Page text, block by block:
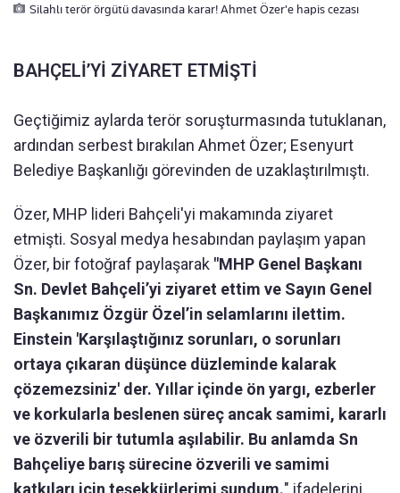
Silahlı terör örgütü davasında karar! Ahmet Özer'e hapis cezası
BAHÇELİ’Yİ ZİYARET ETMİŞTİ
Geçtiğimiz aylarda terör soruşturmasında tutuklanan,
ardından serbest bırakılan Ahmet Özer; Esenyurt
Belediye Başkanlığı görevinden de uzaklaştırılmıştı.
Özer, MHP lideri Bahçeli'yi makamında ziyaret
etmişti. Sosyal medya hesabından paylaşım yapan
Özer, bir fotoğraf paylaşarak "MHP Genel Başkanı
Sn. Devlet Bahçeli’yi ziyaret ettim ve Sayın Genel
Başkanımız Özgür Özel’in selamlarını ilettim.
Einstein 'Karşılaştığınız sorunları, o sorunları
ortaya çıkaran düşünce düzleminde kalarak
çözemezsiniz' der. Yıllar içinde ön yargı, ezberler
ve korkularla beslenen süreç ancak samimi, kararlı
ve özverili bir tutumla aşılabilir. Bu anlamda Sn
Bahçeliye barış sürecine özverili ve samimi
katkıları için teşekkürlerimi sundum." ifadelerini